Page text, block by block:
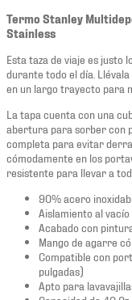
Termo Stanley
Stainless
Esta taza de viaje es justo
durante todo el día.
en un largo trayecto para
La tapa cuenta con una
abertura para sorber con
completa para evitar
cómodamente en los
resistente para llevar a
90% acero
Aislamiento al
Acabado con
Mango de agarre
Compatible con
pulgadas)
Apto para